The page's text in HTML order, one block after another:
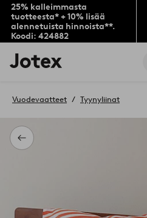
25% kalleimmasta
tuotteesta* + 10% lisää
alennetuista hinnoista**.
Koodi: 424882
Jotex-
logo
aloitussivulle
Takaisin
Vuodevaatteet Tyynyliinat